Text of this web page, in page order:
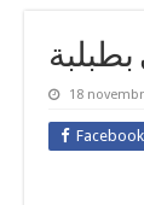
18
Facebook